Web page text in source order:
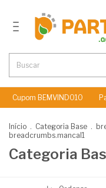
BEMVINDO10
Início . Categoria Base .
breadcrumbs.mancal1
Categoria